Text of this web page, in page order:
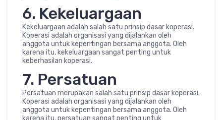
6. Kekeluargaan
Kekeluargaan adalah salah satu prinsip dasar koperasi.
Koperasi adalah organisasi yang dijalankan oleh
anggota untuk kepentingan bersama anggota. Oleh
karena itu, kekeluargaan sangat penting untuk
keberhasilan koperasi.
7. Persatuan
Persatuan merupakan salah satu prinsip dasar koperasi.
Koperasi adalah organisasi yang dijalankan oleh
anggota untuk kepentingan bersama anggota. Oleh